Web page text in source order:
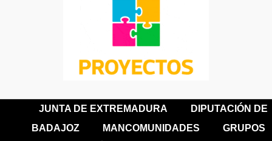
JUNTA DE EXTREMADURA
DIPUTACIÓN DE
BADAJOZ
MANCOMUNIDADES
GRUPOS